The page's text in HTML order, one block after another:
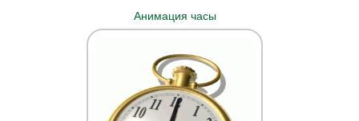
Анимация часы